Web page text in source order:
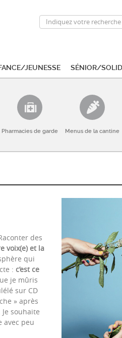
Jeunesse Sénior/
Pharmacies de garde Menus de la cantine
des
voix(e) et la
qui
: c’est ce
je mûris
sur CD
» après
souhaite
avec peu